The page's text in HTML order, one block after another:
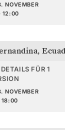
NOVEMBER
12:00
,
FÜR 1
NOVEMBER